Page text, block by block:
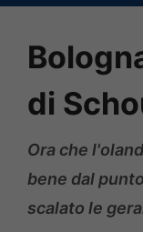
di
Ora che
bene dal
scalato le